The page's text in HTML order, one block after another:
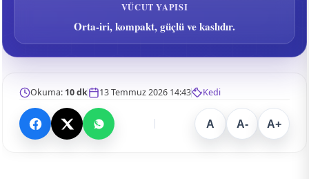
VÜCUT YAPISI
Orta-iri, kompakt, güçlü ve kaslıdır.
Okuma: 10 dk 13 Temmuz 2026 14:43 Kedi
A A- A+